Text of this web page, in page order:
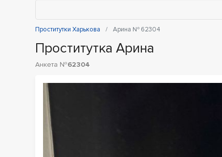
Проститутки Харькова Арина № 62304
Проститутка Арина
Анкета №62304